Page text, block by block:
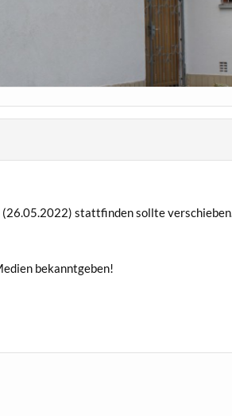
stattfinden sollte verschieben.
bekanntgeben!